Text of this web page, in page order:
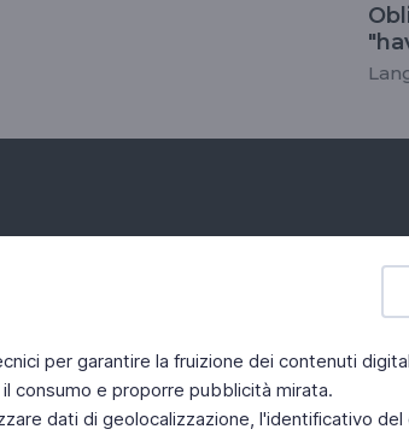
per garantire la fruizione dei contenuti
consumo e proporre pubblicità mirata.
dati di geolocalizzazione, l'identificativo